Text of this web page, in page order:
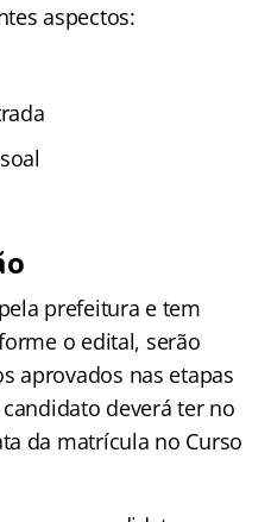
aspectos:
prefeitura e tem
o edital, serão
aprovados nas etapas
deverá ter no
da matrícula no Curso